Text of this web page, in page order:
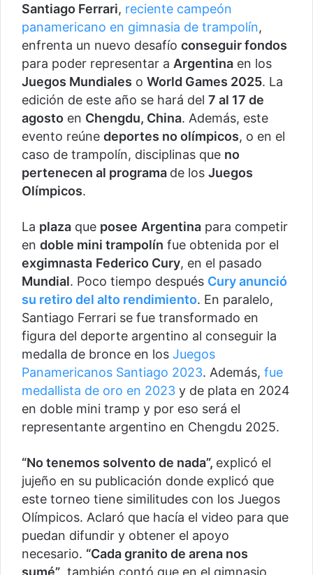
Santiago Ferrari, reciente campeón
panamericano en gimnasia de trampolín,
enfrenta un nuevo desafío conseguir fondos
para poder representar a Argentina en los
Juegos Mundiales o World Games 2025. La
edición de este año se hará del 7 al 17 de
agosto en Chengdu, China. Además, este
evento reúne deportes no olímpicos, o en el
caso de trampolín, disciplinas que no
pertenecen al programa de los Juegos
Olímpicos.
La plaza que posee Argentina para competir
en doble mini trampolín fue obtenida por el
exgimnasta Federico Cury, en el pasado
Mundial. Poco tiempo después Cury anunció
su retiro del alto rendimiento. En paralelo,
Santiago Ferrari se fue transformado en
figura del deporte argentino al conseguir la
medalla de bronce en los Juegos
Panamericanos Santiago 2023. Además, fue
medallista de oro en 2023 y de plata en 2024
en doble mini tramp y por eso será el
representante argentino en Chengdu 2025.
“No tenemos solvento de nada”, explicó el
jujeño en su publicación donde explicó que
este torneo tiene similitudes con los Juegos
Olímpicos. Aclaró que hacía el video para que
puedan difundir y obtener el apoyo
necesario. “Cada granito de arena nos
sumé” , también contó que en el gimnasio